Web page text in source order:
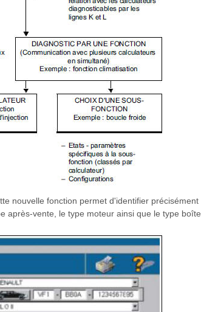
nouvelle fonction permet d'identifier précisément
après-vente, le type moteur ainsi que le type boîte